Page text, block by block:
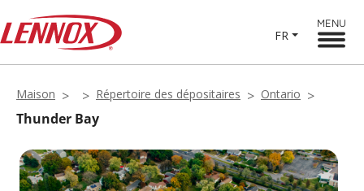
FR
MENU
Maison Répertoire des dépositaires Ontario
Thunder Bay